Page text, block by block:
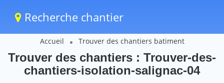
Recherche chantier
Accueil Trouver des chantiers batiment
Trouver des chantiers : Trouver-des-
chantiers-isolation-salignac-04